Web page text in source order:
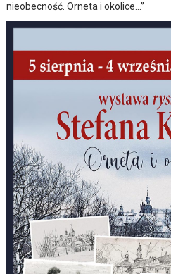
nieobecność. Orneta i okolice…”